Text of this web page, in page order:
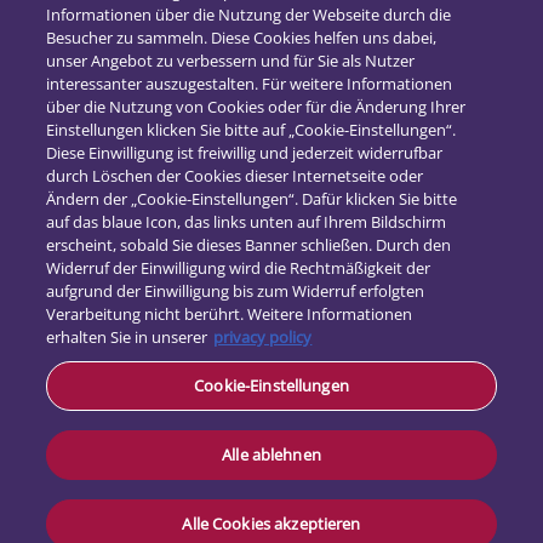
2017(21)
Kontakt
Datenschutz
Impressum
Informationen über die Nutzung der Webseite durch die
Besucher zu sammeln. Diese Cookies helfen uns dabei,
unser Angebot zu verbessern und für Sie als Nutzer
interessanter auszugestalten. Für weitere Informationen
über die Nutzung von Cookies oder für die Änderung Ihrer
Einstellungen klicken Sie bitte auf „Cookie-Einstellungen“.
Diese Einwilligung ist freiwillig und jederzeit widerrufbar
durch Löschen der Cookies dieser Internetseite oder
Ändern der „Cookie-Einstellungen“. Dafür klicken Sie bitte
auf das blaue Icon, das links unten auf Ihrem Bildschirm
erscheint, sobald Sie dieses Banner schließen. Durch den
Widerruf der Einwilligung wird die Rechtmäßigkeit der
aufgrund der Einwilligung bis zum Widerruf erfolgten
Verarbeitung nicht berührt. Weitere Informationen
erhalten Sie in unserer privacy policy
Cookie-Einstellungen
Alle ablehnen
Alle Cookies akzeptieren